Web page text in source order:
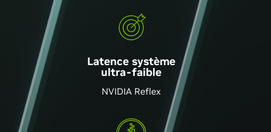
Latence système
ultra-faible
NVIDIA Reflex